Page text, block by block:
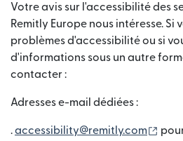
Votre avis sur l'accessibilité des
Remitly Europe nous intéresse. Si
problèmes d'accessibilité ou si
d'informations sous un autre
contacter :
Adresses e-mail dédiées :
.accessibility@remitly.com